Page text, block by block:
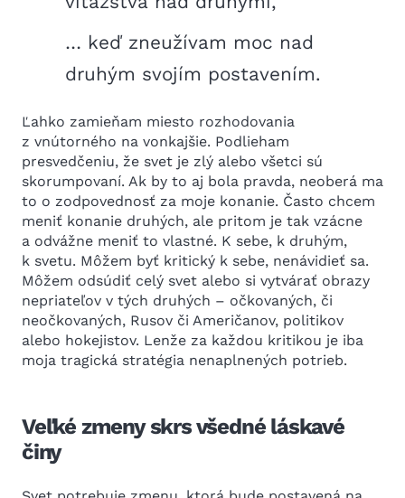
… keď zneužívam moc nad
druhým svojím postavením.
Ľahko zamieňam miesto rozhodovania
z vnútorného na vonkajšie. Podlieham
presvedčeniu, že svet je zlý alebo všetci sú
skorumpovaní. Ak by to aj bola pravda, neoberá ma
to o zodpovednosť za moje konanie. Často chcem
meniť konanie druhých, ale pritom je tak vzácne
a odvážne meniť to vlastné. K sebe, k druhým,
k svetu. Môžem byť kritický k sebe, nenávidieť sa.
Môžem odsúdiť celý svet alebo si vytvárať obrazy
nepriateľov v tých druhých – očkovaných, či
neočkovaných, Rusov či Američanov, politikov
alebo hokejistov. Lenže za každou kritikou je iba
moja tragická stratégia nenaplnených potrieb.
Veľké zmeny skrs všedné láskavé
činy